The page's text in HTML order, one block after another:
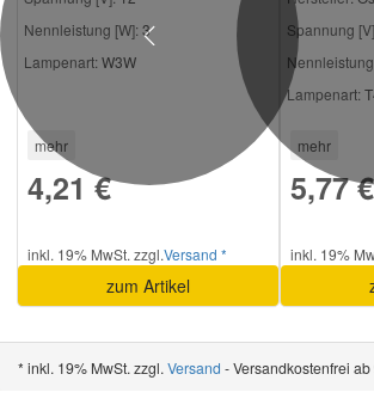
Nennleistung [W]: 3
Lampenart: W3W
mehr
4,21 €
inkl. 19% MwSt. zzgl.Versand *
zum Artikel
Spannung
Lampenart:
mehr
5,77 €
inkl. 19%
Previous
* inkl. 19% MwSt. zzgl. Versand - Versandkostenfrei ab